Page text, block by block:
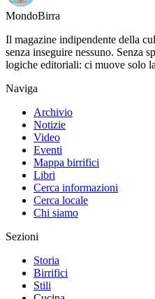
MondoBirra
Il magazine indipendente della
senza inseguire nessuno. Senza
logiche editoriali: ci muove solo
Naviga
Archivio
Notizie
Video
Eventi
Mappa birrifici
Libri
Cerca informazioni
Cerca locale
Chi siamo
Sezioni
Storia
Birrifici
Stili